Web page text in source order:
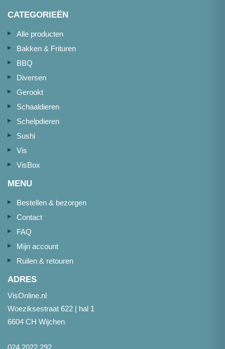
CATEGORIEËN
Alle producten
Bakken & Frituren
BBQ
Diversen
Gerookt
Schaaldieren
Schelpdieren
Sushi
Vis
VisBox
MENU
Bestellen & bezorgen
Contact
FAQ
Mijn account
Ruilen & retouren
ADRES
VisOnline.nl
Woeziksestraat 622 | hal 1
6604 CH Wijchen
024 2022 292